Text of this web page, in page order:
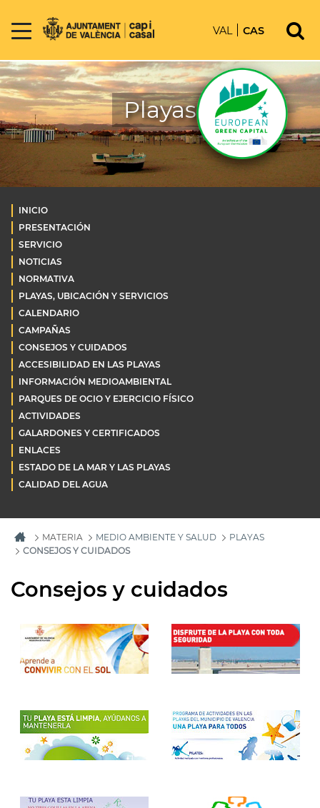
VAL CAS
Playas
INICIO
PRESENTACIÓN
SERVICIO
NOTICIAS
NORMATIVA
PLAYAS, UBICACIÓN Y SERVICIOS
CALENDARIO
CAMPAÑAS
CONSEJOS Y CUIDADOS
ACCESIBILIDAD EN LAS PLAYAS
INFORMACIÓN MEDIOAMBIENTAL
PARQUES DE OCIO Y EJERCICIO FÍSICO
ACTIVIDADES
GALARDONES Y CERTIFICADOS
ENLACES
ESTADO DE LA MAR Y LAS PLAYAS
CALIDAD DEL AGUA
MATERIA MEDIO AMBIENTE Y SALUD
PLAYAS
CONSEJOS Y CUIDADOS
Consejos y cuidados